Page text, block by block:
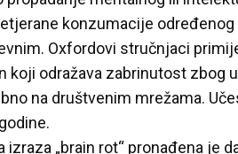
konzumacije
Oxfordovi stručnjaci
koji odražava zabrinutost zbog
na društvenim mrežama.
„brain rot“ pronađena je